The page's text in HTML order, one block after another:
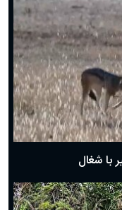
با شغال